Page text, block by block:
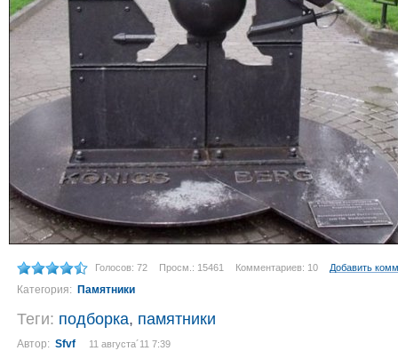
Голосов: 72 Просм.: 15461 Комментариев: 10 Добавить
Категория: Памятники
Теги: подборка, памятники
Автор: Sfvf 11 августа´11 7:39